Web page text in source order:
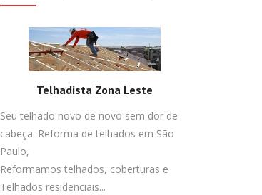
Telhadista Zona Leste
Seu telhado novo de novo sem dor de
cabeça. Reforma de telhados em São
Paulo,
Reformamos telhados, coberturas e
Telhados residenciais...